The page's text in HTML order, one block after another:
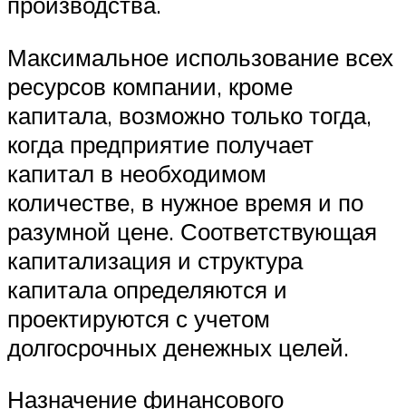
Максимальное использование всех
ресурсов компании, кроме
капитала, возможно только тогда,
когда предприятие получает
капитал в необходимом
количестве, в нужное время и по
разумной цене. Соответствующая
капитализация и структура
капитала определяются и
проектируются с учетом
долгосрочных денежных целей.
Назначение финансового